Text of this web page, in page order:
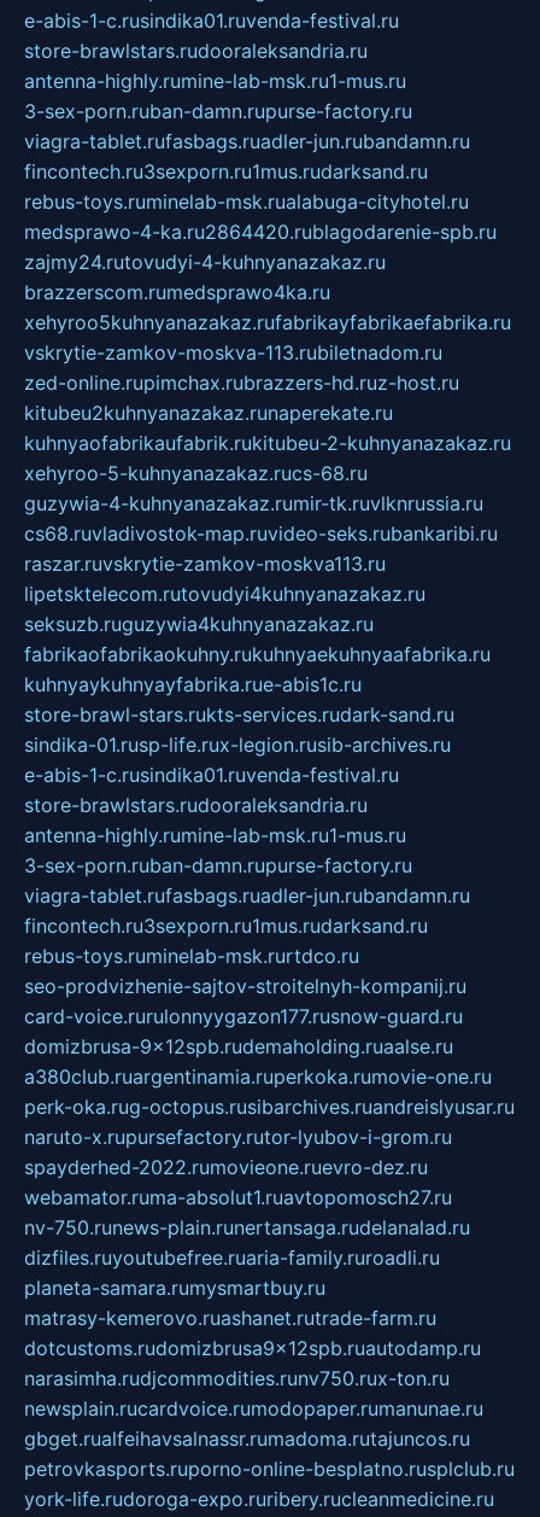
e-abis-1-c.rusindika01.ruvenda-festival.ru
store-brawlstars.rudooraleksandria.ru
antenna-highly.rumine-lab-msk.ru1-mus.ru
3-sex-porn.ruban-damn.rupurse-factory.ru
viagra-tablet.rufasbags.ruadler-jun.rubandamn.ru
fincontech.ru3sexporn.ru1mus.rudarksand.ru
rebus-toys.ruminelab-msk.rualabuga-cityhotel.ru
medsprawo-4-ka.ru2864420.rublagodarenie-spb.ru
zajmy24.rutovudyi-4-kuhnyanazakaz.ru
brazzerscom.rumedsprawo4ka.ru
xehyroo5kuhnyanazakaz.rufabrikayfabrikaefabrika.ru
vskrytie-zamkov-moskva-113.rubiletnadom.ru
zed-online.rupimchax.rubrazzers-hd.ruz-host.ru
kitubeu2kuhnyanazakaz.runaperekate.ru
kuhnyaofabrikaufabrik.rukitubeu-2-kuhnyanazakaz.ru
xehyroo-5-kuhnyanazakaz.rucs-68.ru
guzywia-4-kuhnyanazakaz.rumir-tk.ruvlknrussia.ru
cs68.ruvladivostok-map.ruvideo-seks.rubankaribi.ru
raszar.ruvskrytie-zamkov-moskva113.ru
lipetsktelecom.rutovudyi4kuhnyanazakaz.ru
seksuzb.ruguzywia4kuhnyanazakaz.ru
fabrikaofabrikaokuhny.rukuhnyaekuhnyaafabrika.ru
kuhnyaykuhnyayfabrika.rue-abis1c.ru
store-brawl-stars.rukts-services.rudark-sand.ru
sindika-01.rusp-life.rux-legion.rusib-archives.ru
e-abis-1-c.rusindika01.ruvenda-festival.ru
store-brawlstars.rudooraleksandria.ru
antenna-highly.rumine-lab-msk.ru1-mus.ru
3-sex-porn.ruban-damn.rupurse-factory.ru
viagra-tablet.rufasbags.ruadler-jun.rubandamn.ru
fincontech.ru3sexporn.ru1mus.rudarksand.ru
rebus-toys.ruminelab-msk.rurtdco.ru
seo-prodvizhenie-sajtov-stroitelnyh-kompanij.ru
card-voice.rurulonnyygazon177.rusnow-guard.ru
domizbrusa-9x12spb.rudemaholding.ruaalse.ru
a380club.ruargentinamia.ruperkoka.rumovie-one.ru
perk-oka.rug-octopus.rusibarchives.ruandreislyusar.ru
naruto-x.rupursefactory.rutor-lyubov-i-grom.ru
spayderhed-2022.rumovieone.ruevro-dez.ru
webamator.ruma-absolut1.ruavtopomosch27.ru
nv-750.runews-plain.runertansaga.rudelanalad.ru
dizfiles.ruyoutubefree.ruaria-family.ruroadli.ru
planeta-samara.rumysmartbuy.ru
matrasy-kemerovo.ruashanet.rutrade-farm.ru
dotcustoms.rudomizbrusa9x12spb.ruautodamp.ru
narasimha.rudjcommodities.runv750.rux-ton.ru
newsplain.rucardvoice.rumodopaper.rumanunae.ru
gbget.rualfeihavsalnassr.rumadoma.rutajuncos.ru
petrovkasports.ruporno-online-besplatno.rusplclub.ru
york-life.rudoroga-expo.ruribery.rucleanmedicine.ru